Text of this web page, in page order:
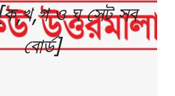
ও ঘ সেট সব
বোর্ড]